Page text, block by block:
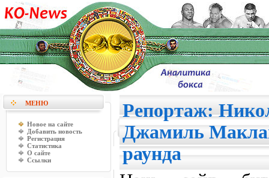
МЕНЮ
Новое на сайте
Добавить новость
Регистрация
Статистика
О сайте
Ссылки
Репортаж:
Джамиль
раунда